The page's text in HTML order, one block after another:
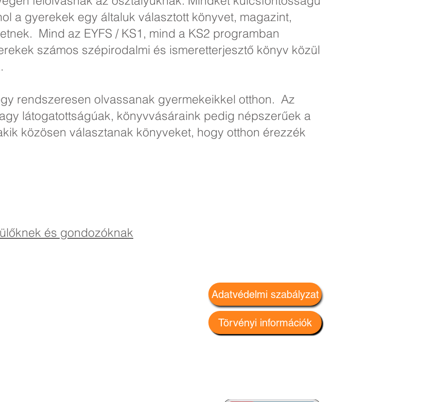
a gyerekek egy általuk választott könyvet, magazint,
Mind az EYFS / KS1, mind a KS2 programban
számos szépirodalmi és ismeretterjesztő könyv közül
rendszeresen olvassanak gyermekeikkel otthon. Az
látogatottságúak, könyvvásáraink pedig népszerűek a
közösen választanak könyveket, hogy otthon érezzék
és gondozóknak
Adatvédelmi szabályzat
Törvényi információk